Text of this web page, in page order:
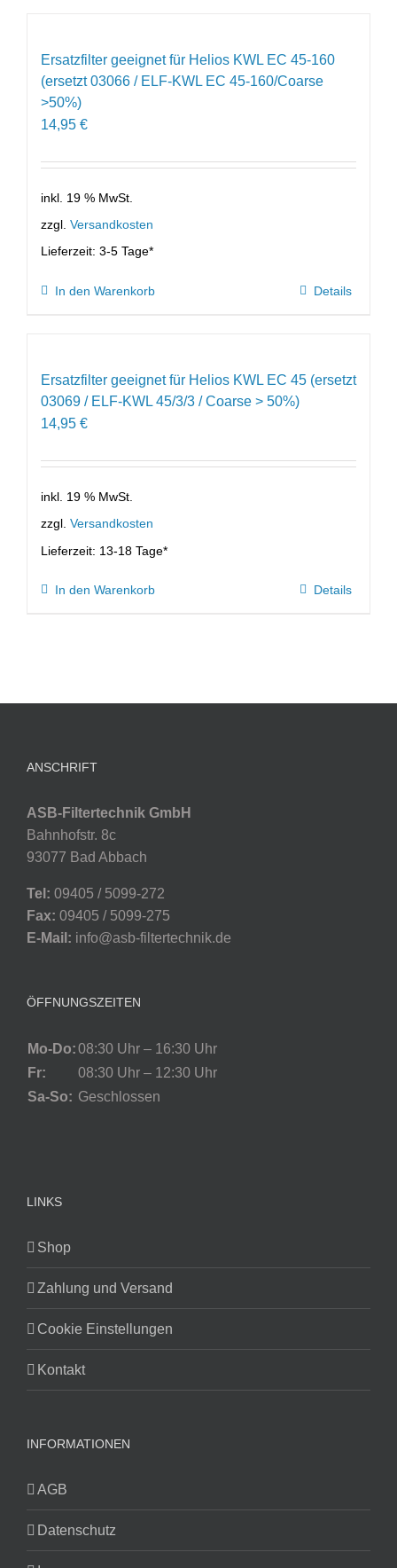
Ersatzfilter geeignet für Helios KWL EC 45-160
(ersetzt 03066 / ELF-KWL EC 45-160/Coarse
>50%)
14,95 €
inkl. 19 % MwSt.
zzgl. Versandkosten
Lieferzeit: 3-5 Tage*
In den Warenkorb Details
Ersatzfilter geeignet für Helios KWL EC 45 (ersetzt
03069 / ELF-KWL 45/3/3 / Coarse > 50%)
14,95 €
inkl. 19 % MwSt.
zzgl. Versandkosten
Lieferzeit: 13-18 Tage*
In den Warenkorb Details
ANSCHRIFT
ASB-Filtertechnik GmbH
Bahnhofstr. 8c
93077 Bad Abbach
Tel: 09405 / 5099-272
Fax: 09405 / 5099-275
E-Mail: info@asb-filtertechnik.de
ÖFFNUNGSZEITEN
Mo-Do:08:30 Uhr – 16:30 Uhr
Fr:
08:30 Uhr – 12:30 Uhr
Sa-So: Geschlossen
LINKS
Shop
Zahlung und Versand
Cookie Einstellungen
Kontakt
INFORMATIONEN
AGB
Datenschutz